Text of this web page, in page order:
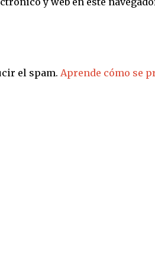
el spam. Aprende cómo se